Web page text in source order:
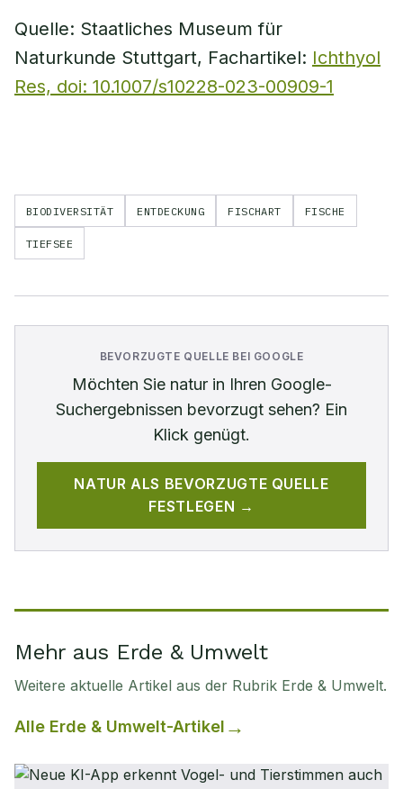
Quelle: Staatliches Museum für
Naturkunde Stuttgart, Fachartikel: Ichthyol
Res, doi: 10.1007/s10228-023-00909-1
BIODIVERSITÄT ENTDECKUNG FISCHART FISCHE
TIEFSEE
BEVORZUGTE QUELLE BEI GOOGLE
Möchten Sie naturin Ihren Google-
Suchergebnissen bevorzugt sehen? Ein
Klick genügt.
NATUR ALS BEVORZUGTE QUELLE
FESTLEGEN →
Mehr aus Erde & Umwelt
Weitere aktuelle Artikel aus der Rubrik Erde & Umwelt.
Alle Erde & Umwelt-Artikel